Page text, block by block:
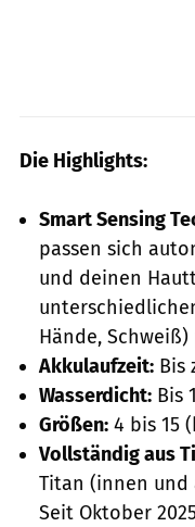
Die Highlights:
Smart Sensing
passen sich
und deinen
Hände, Schweiß)
Akkulaufzeit: Bis
Wasserdicht: Bis
Größen: 4 bis 15
Vollständig aus
Titan (innen und
Seit Oktober